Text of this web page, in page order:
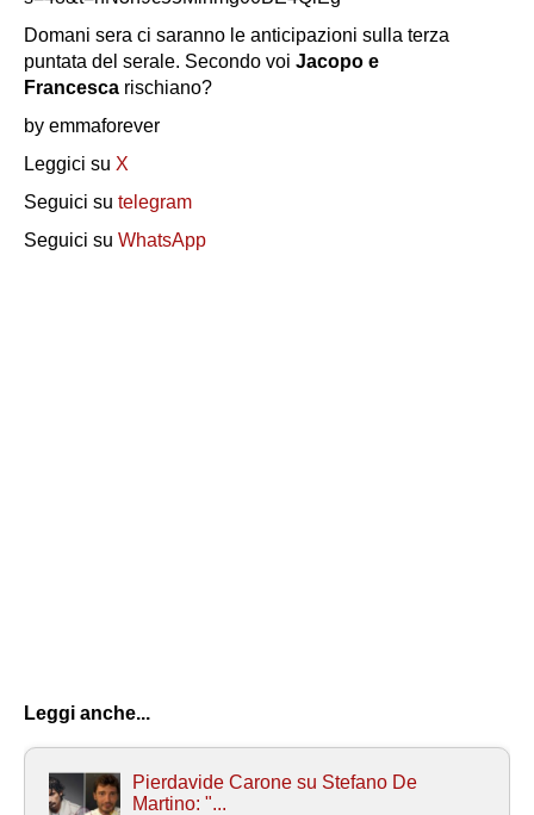
Domani sera ci saranno le anticipazioni sulla terza
puntata del serale. Secondo voi Jacopo e
Francesca rischiano?
by emmaforever
Leggici su X
Seguici su telegram
Seguici su WhatsApp
Leggi anche...
Pierdavide Carone su Stefano De
Martino: "...